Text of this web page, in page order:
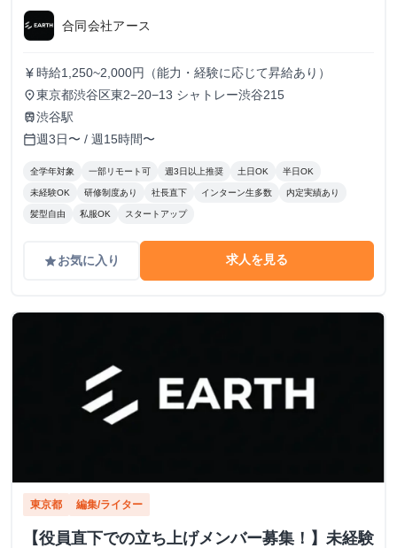
合同会社アース
currency_yen 時給1,250~2,000円（能力・経験に応じて昇給あり）
place東京都渋谷区東2−20−13 シャトレー渋谷215
train渋谷駅
calendar_today週3日〜 / 週15時間〜
全学年対象 一部リモート可 週3日以上推奨 土日OK 半日OK
未経験OK 研修制度あり 社長直下 インターン生多数 内定実績あり
髪型自由 私服OK スタートアップ
gradeお気に入り 求人を見る
東京都 編集/ライター
【役員直下での立ち上げメンバー募集！】未経験